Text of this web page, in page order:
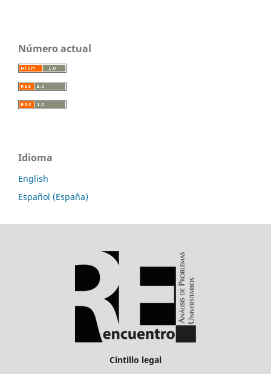
Número actual
Idioma
English
Español (España)
Cintillo legal